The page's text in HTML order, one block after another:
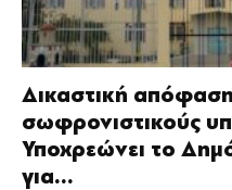
Δικαστική απόφαση
σωφρονιστικούς
Υποχρεώνει το
για...